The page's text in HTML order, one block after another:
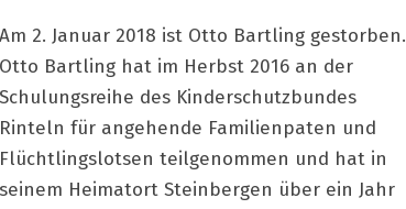
Am 2. Januar 2018 ist Otto Bartling gestorben.
Otto Bartling hat im Herbst 2016 an der
Schulungsreihe des Kinderschutzbundes
Rinteln für angehende Familienpaten und
Flüchtlingslotsen teilgenommen und hat in
seinem Heimatort Steinbergen über ein Jahr